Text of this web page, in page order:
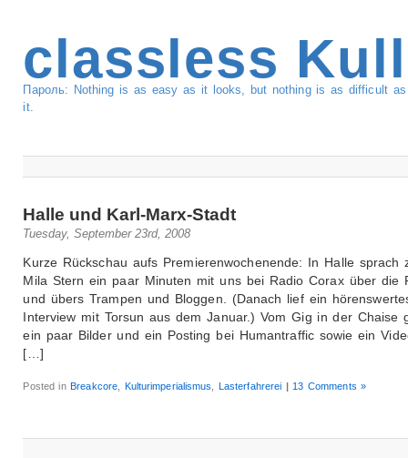
classless
Пароль: Nothing is as easy as it looks, but nothing is as difficult
it.
Halle und Karl-Marx-Stadt
Tuesday, September 23rd, 2008
Kurze Rückschau aufs Premierenwochenende: In Halle sprach
Mila Stern ein paar Minuten mit uns bei Radio Corax über die
und übers Trampen und Bloggen. (Danach lief ein
Interview mit Torsun aus dem Januar.) Vom Gig in der Chaise
ein paar Bilder und ein Posting bei Humantraffic sowie ein
[…]
Posted inBreakcore Kulturimperialismus Lasterfahrerei | 13 Comments »